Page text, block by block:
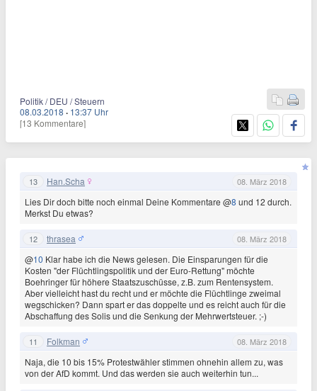
Politik / DEU / Steuern
08.03.2018 · 13:37 Uhr
[13 Kommentare]
13 Han.Scha 08. März 2018
Lies Dir doch bitte noch einmal Deine Kommentare @8 und 12 durch.
Merkst Du etwas?
12 thrasea 08. März 2018
@10 Klar habe ich die News gelesen. Die Einsparungen für die
Kosten "der Flüchtlingspolitik und der Euro-Rettung" möchte
Boehringer für höhere Staatszuschüsse, z.B. zum Rentensystem.
Aber vielleicht hast du recht und er möchte die Flüchtlinge zweimal
wegschicken? Dann spart er das doppelte und es reicht auch für die
Abschaffung des Solis und die Senkung der Mehrwertsteuer. ;-)
11 Folkman 08. März 2018
Naja, die 10 bis 15% Protestwähler stimmen ohnehin allem zu, was
von der AfD kommt. Und das werden sie auch weiterhin tun...